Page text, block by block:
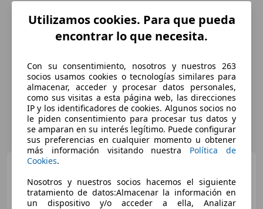
Utilizamos cookies. Para que pueda
encontrar lo que necesita.
Con su consentimiento, nosotros y nuestros 263
socios usamos cookies o tecnologías similares para
almacenar, acceder y procesar datos personales,
como sus visitas a esta página web, las direcciones
IP y los identificadores de cookies. Algunos socios no
le piden consentimiento para procesar tus datos y
se amparan en su interés legítimo. Puede configurar
sus preferencias en cualquier momento u obtener
más información visitando nuestra Política de
Cookies.
Nosotros y nuestros socios hacemos el siguiente
tratamiento de datos:Almacenar la información en
un dispositivo y/o acceder a ella, Analizar